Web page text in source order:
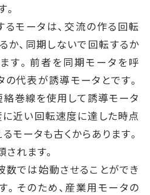
るモータは、交流の作る回転
か、同期しないで回転するか
す。前者を同期モータを呼
代表が誘導モータとです。
絡巻線を使用して誘導モータ
に近い回転速度に達した時点
モータも古くからあります。
れます。
数では始動させることができ
。そのため、産業用モータの